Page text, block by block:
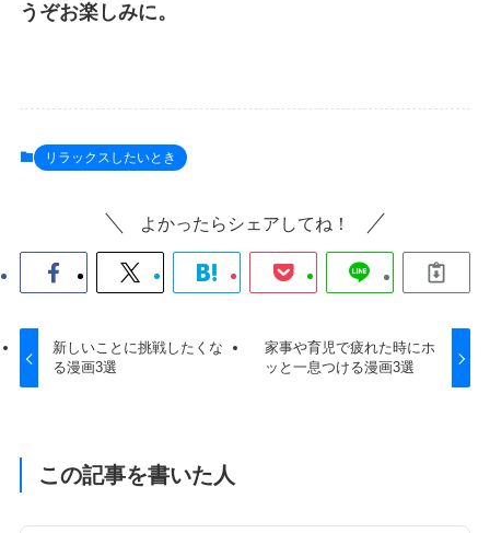
うぞお楽しみに。
リラックスしたいとき
よかったらシェアしてね！
新しいことに挑戦したくな
る漫画3選
家事や育児で疲れた時にホ
ッと一息つける漫画3選
この記事を書いた人